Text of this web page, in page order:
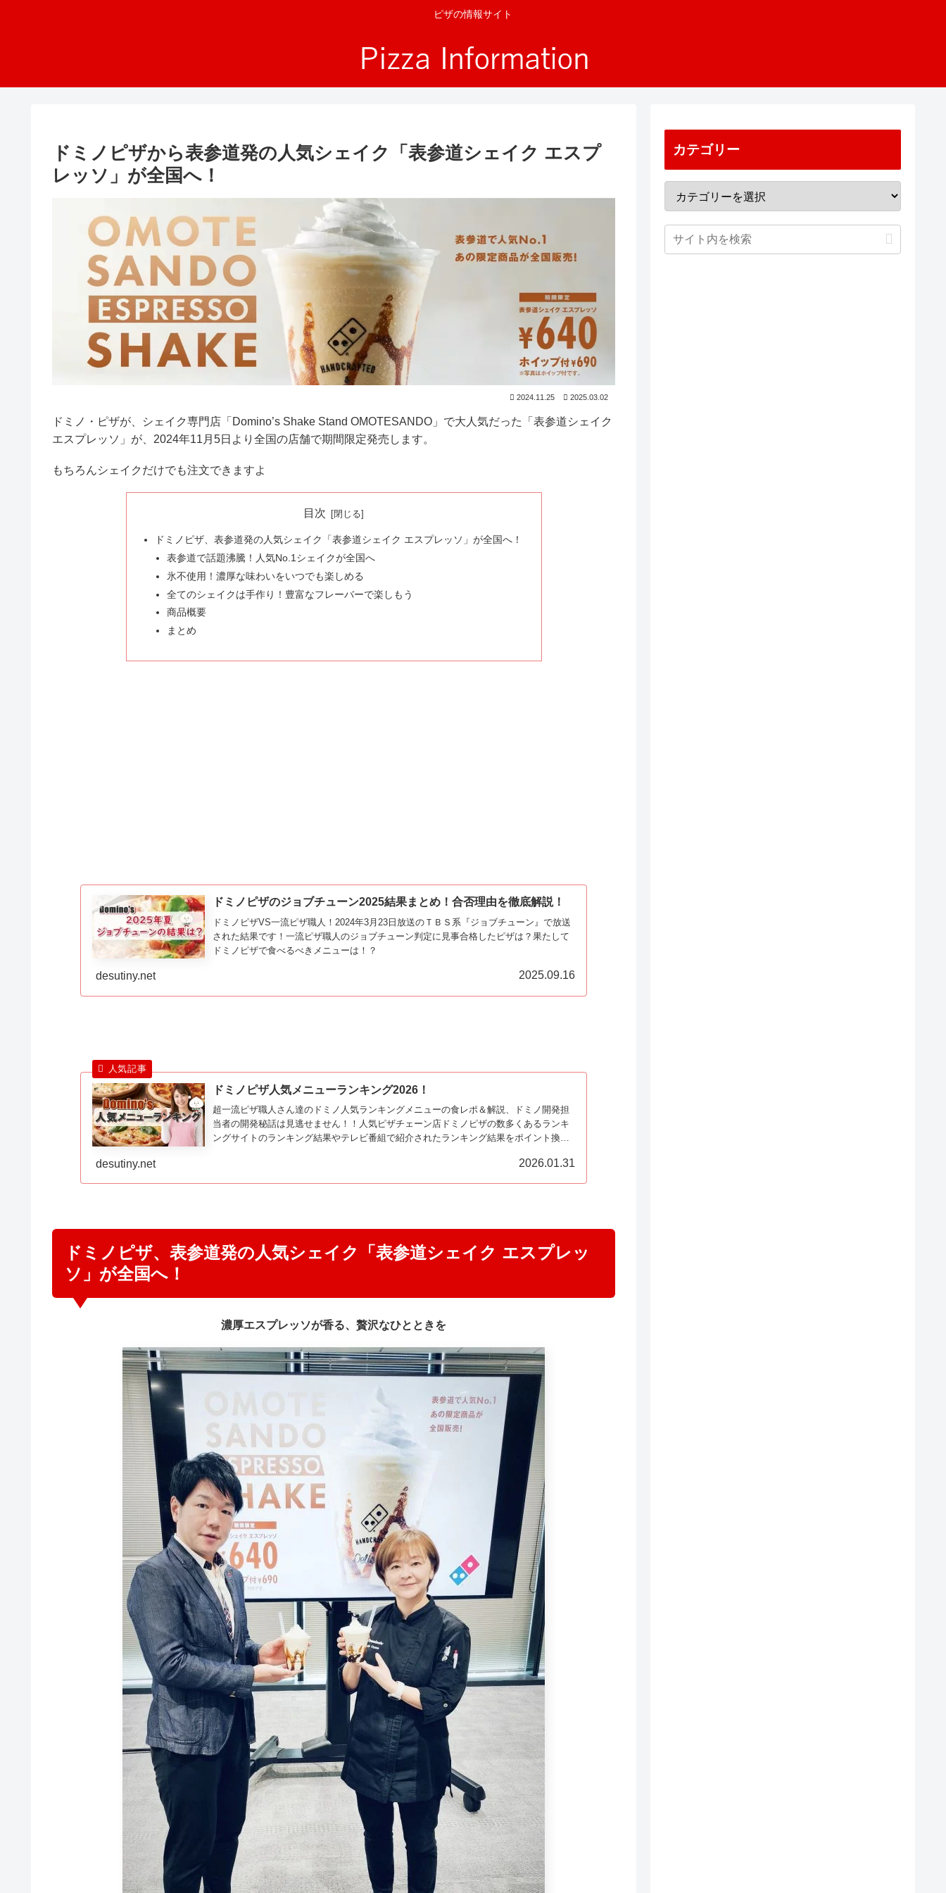
ピザの情報サイト
ドミノピザから表参道発の人気シェイク「表参道シェイク エスプ
レッソ」が全国へ！
2024.11.25 2025.03.02
ドミノ・ピザが、シェイク専門店「Domino’s Shake Stand OMOTESANDO」で大人気だった「表参道シェイク
エスプレッソ」が、2024年11月5日より全国の店舗で期間限定発売します。
もちろんシェイクだけでも注文できますよ
目次
ドミノピザ、表参道発の人気シェイク「表参道シェイク エスプレッソ」が全国へ！
表参道で話題沸騰！人気No.1シェイクが全国へ
氷不使用！濃厚な味わいをいつでも楽しめる
全てのシェイクは手作り！豊富なフレーバーで楽しもう
商品概要
まとめ
ドミノピザのジョブチューン2025結果まとめ！合否理由を徹底解説！
ドミノピザVS一流ピザ職人！2024年3月23日放送のＴＢＳ系『ジョブチューン』で放送
された結果です！一流ピザ職人のジョブチューン判定に見事合格したピザは？果たして
ドミノピザで食べるべきメニューは！？
desutiny.net 2025.09.16
ドミノピザ人気メニューランキング2026！
超一流ピザ職人さん達のドミノ人気ランキングメニューの食レポ＆解説、ドミノ開発担
当者の開発秘話は見逃せません！！人気ピザチェーン店ドミノピザの数多くあるランキ
ングサイトのランキング結果やテレビ番組で紹介されたランキング結果をポイント換算
desutiny.net 2026.01.31
ドミノピザ、表参道発の人気シェイク「表参道シェイク エスプレッ
ソ」が全国へ！
濃厚エスプレッソが香る、贅沢なひとときを
カテゴリー